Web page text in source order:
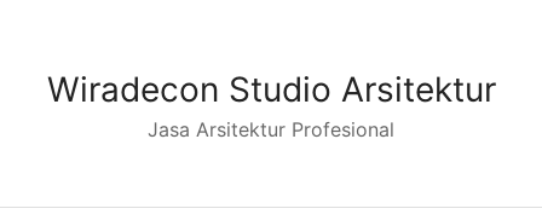
Wiradecon Studio Arsitektur
Jasa Arsitektur Profesional